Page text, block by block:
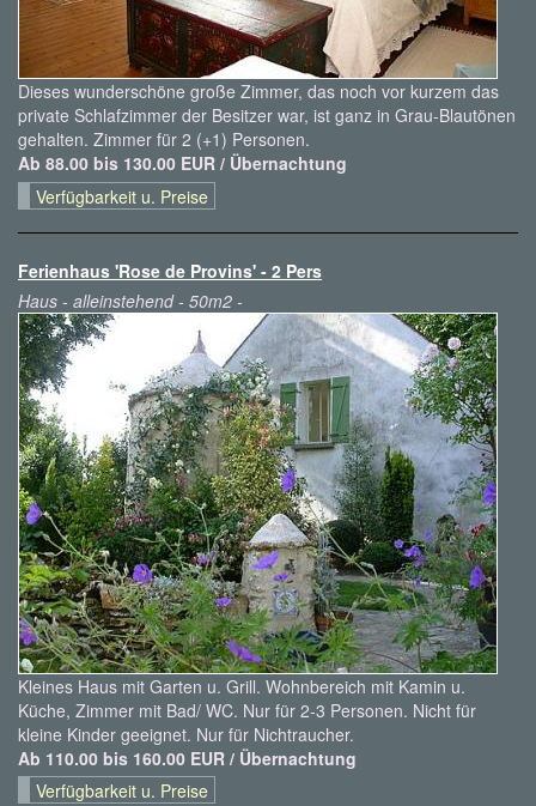
Dieses wunderschöne große Zimmer, das noch vor kurzem das
private Schlafzimmer der Besitzer war, ist ganz in Grau-Blautönen
gehalten. Zimmer für 2 (+1) Personen.
Ab 88.00 bis 130.00 EUR / Übernachtung
Verfügbarkeit u. Preise
Ferienhaus 'Rose de Provins' - 2 Pers
Haus - alleinstehend - 50m2 -
Kleines Haus mit Garten u. Grill. Wohnbereich mit Kamin u.
Küche, Zimmer mit Bad/ WC. Nur für 2-3 Personen. Nicht für
kleine Kinder geeignet. Nur für Nichtraucher.
Ab 110.00 bis 160.00 EUR / Übernachtung
Verfügbarkeit u. Preise